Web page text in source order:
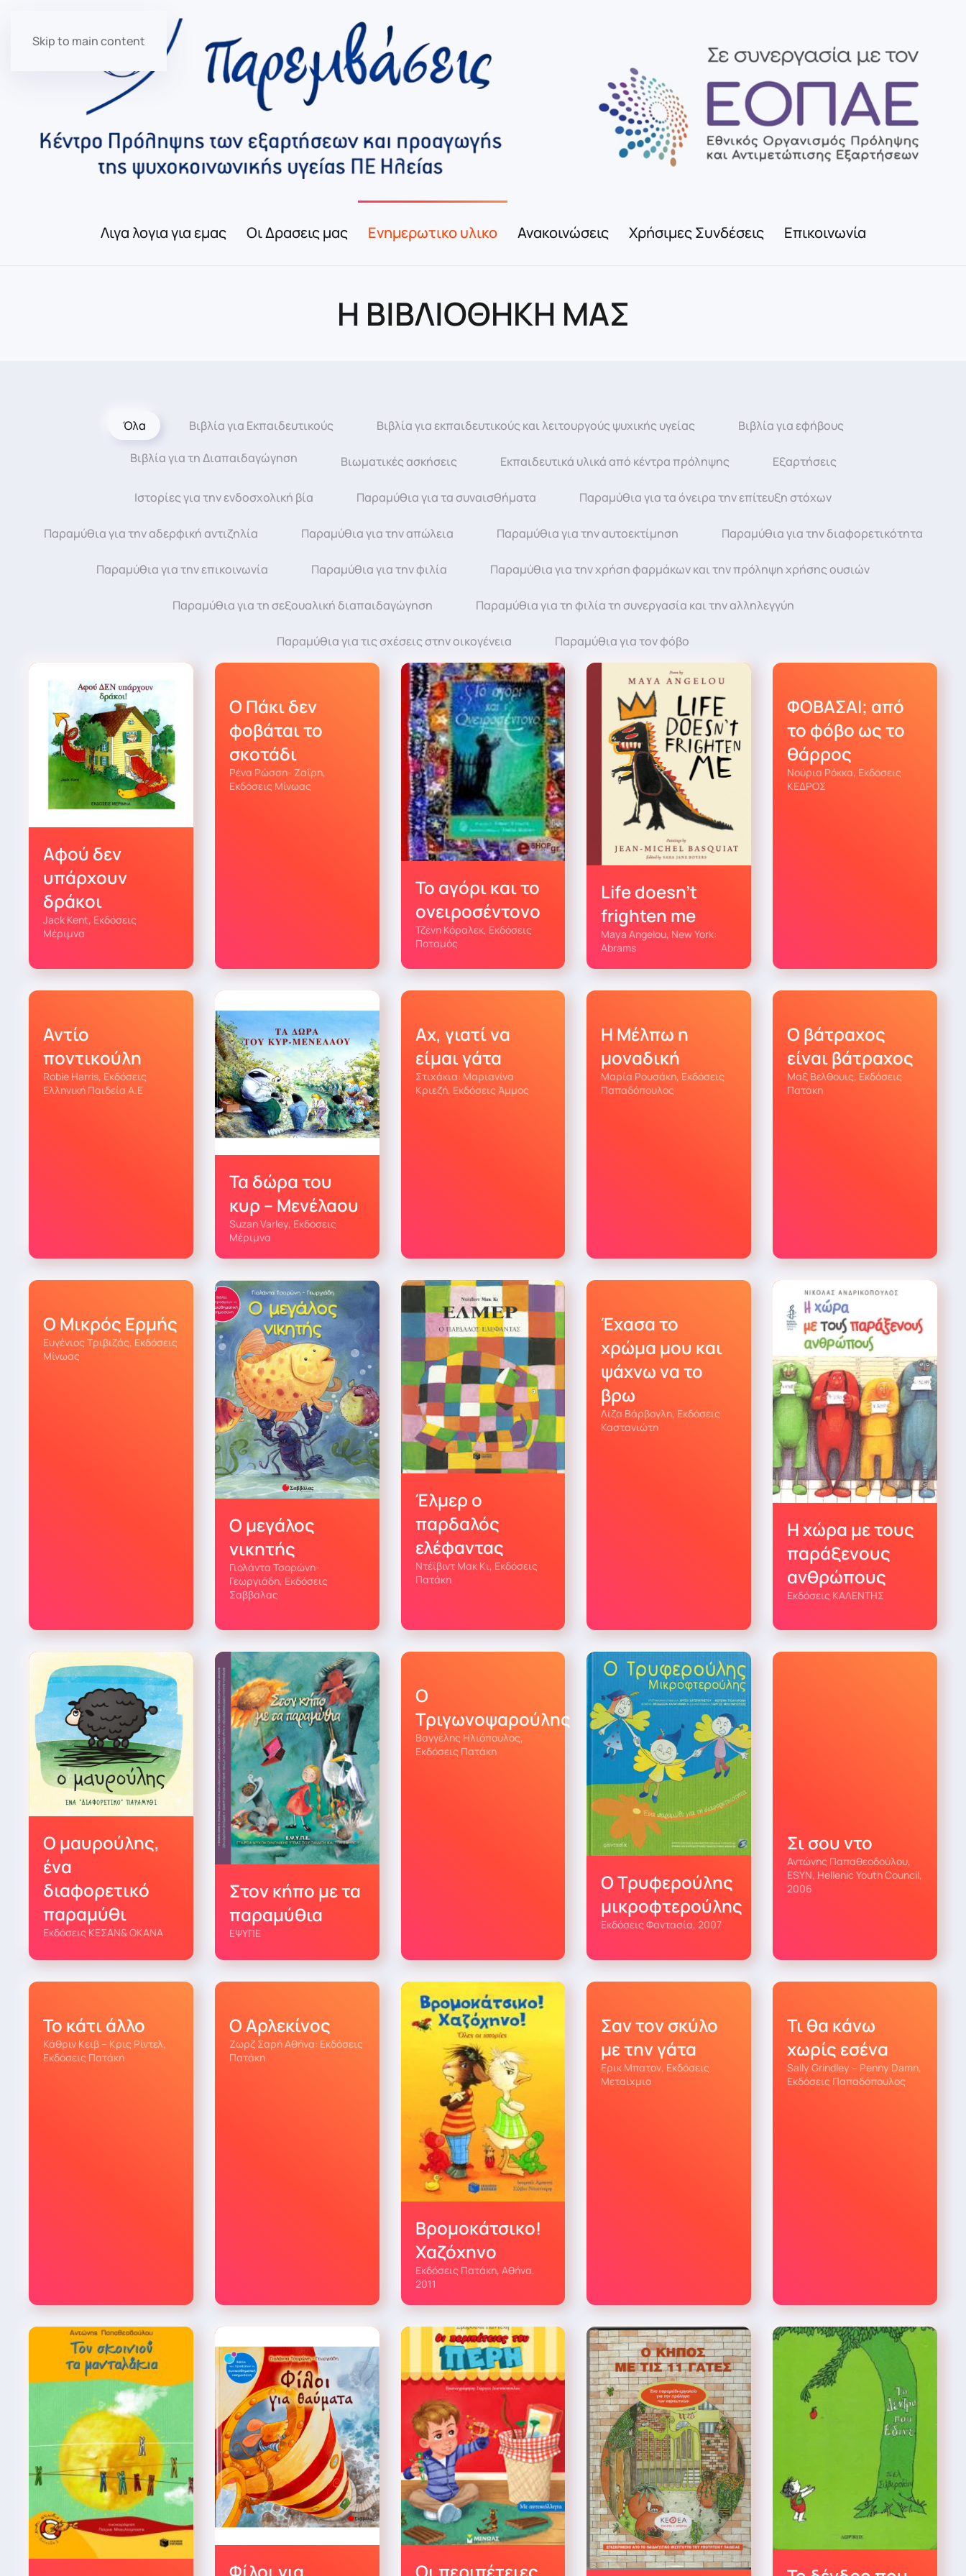
Skip to main content
Λιγα λογια για εμας Οι Δρασεις μας Ενημερωτικο υλικο Ανακοινώσεις Χρήσιμες Συνδέσεις Επικοινωνία
Η ΒΙΒΛΙΟΘΗΚΗ ΜΑΣ
Όλα Βιβλία για Εκπαιδευτικούς Βιβλία για εκπαιδευτικούς και λειτουργούς ψυχικής υγείας Βιβλία για εφήβους
Βιβλία για τη Διαπαιδαγώγηση Βιωματικές ασκήσεις Εκπαιδευτικά υλικά από κέντρα πρόληψης Εξαρτήσεις
Ιστορίες για την ενδοσχολική βία Παραμύθια για τα συναισθήματα Παραμύθια για τα όνειρα την επίτευξη στόχων
Παραμύθια για την αδερφική αντιζηλία Παραμύθια για την απώλεια Παραμύθια για την αυτοεκτίμηση Παραμύθια για την διαφορετικότητα
Παραμύθια για την επικοινωνία Παραμύθια για την φιλία Παραμύθια για την χρήση φαρμάκων και την πρόληψη χρήσης ουσιών
Παραμύθια για τη σεξουαλική διαπαιδαγώγηση Παραμύθια για τη φιλία τη συνεργασία και την αλληλεγγύη
Παραμύθια για τις σχέσεις στην οικογένεια Παραμύθια για τον φόβο
Αφού δεν
υπάρχουν
δράκοι
Jack Kent, Εκδόσεις
Μέριμνα
Ο Πάκι δεν
φοβάται το
σκοτάδι
Ρένα Ρώσση- Ζαΐρη,
Εκδόσεις Μίνωας
Το αγόρι και το
ονειροσέντονο
Τζένη Κόραλεκ, Εκδόσεις
Ποταμός
Life doesn’t
frighten me
Maya Angelou, New York:
Abrams
ΦΟΒΑΣΑΙ; από
το φόβο ως το
θάρρος
Νούρια Ρόκκα, Εκδόσεις
ΚΕΔΡΟΣ
Αντίο
ποντικούλη
Robie Harris, Εκδόσεις
Ελληνική Παιδεία Α.Ε
Τα δώρα του
κυρ – Μενέλαου
Suzan Varley, Εκδόσεις
Μέριμνα
Αχ, γιατί να
είμαι γάτα
Στιχάκια: Μαριανίνα
Κριεζή, Εκδόσεις Άμμος
Η Μέλπω η
μοναδική
Μαρία Ρουσάκη, Εκδόσεις
Παπαδόπουλος
Ο βάτραχος
είναι βάτραχος
Μαξ Βελθουις, Εκδόσεις
Πατάκη
Ο Μικρός Ερμής
Ευγένιος Τριβιζάς, Εκδόσεις
Μίνωας
Ο μεγάλος
νικητής
Γιολάντα Τσορώνη-
Γεωργιάδη, Εκδόσεις
Σαββάλας
Έλμερ ο
παρδαλός
ελέφαντας
Ντέϊβιντ Μακ Κι, Εκδόσεις
Πατάκη
Έχασα το
χρώμα μου και
ψάχνω να το
βρω
Λίζα Βάρβογλη, Εκδόσεις
Καστανιώτη
Η χώρα με τους
παράξενους
ανθρώπους
Εκδόσεις ΚΑΛΕΝΤΗΣ
Ο μαυρούλης,
ένα
διαφορετικό
παραμύθι
Εκδόσεις ΚΕΣΑΝ& ΟΚΑΝΑ
Στον κήπο με τα
παραμύθια
ΕΨΥΠΕ
Ο
Τριγωνοψαρούλης
Βαγγέλης Ηλιόπουλος,
Εκδόσεις Πατάκη
Ο Τρυφερούλης
μικροφτερούλης
Εκδόσεις Φαντασία, 2007
Σι σου ντο
Αντώνης Παπαθεοδούλου,
ESYN, Hellenic Youth Council,
2006
Το κάτι άλλο
Κάθριν Κειβ – Κρις Ρίντελ,
Εκδόσεις Πατάκη
Ο Αρλεκίνος
Ζωρζ Σαρή Αθήνα: Εκδόσεις
Πατάκη
Βρομοκάτσικο!
Χαζόχηνο
Εκδόσεις Πατάκη, Αθήνα,
2011
Σαν τον σκύλο
με την γάτα
Ερικ Μπατον, Εκδόσεις
Μεταίχμιο
Τι θα κάνω
χωρίς εσένα
Sally Grindley – Penny Damn,
Εκδόσεις Παπαδόπουλος